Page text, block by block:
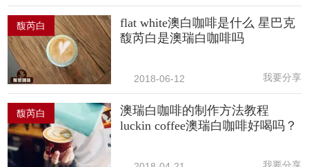
馥芮白
flat white澳白咖啡是什么 星巴克
馥芮白是澳瑞白咖啡吗
2018-06-12 我要分享
馥芮白
澳瑞白咖啡的制作方法教程
luckin coffee澳瑞白咖啡好喝吗？